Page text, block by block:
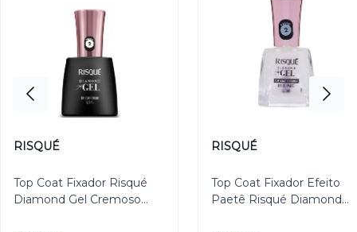
RISQUÉ
Top Coat Fixador Risqué
Diamond Gel Cremoso
RISQUÉ
Top Coat Fixador Efeito
Paetê Risqué Diamond